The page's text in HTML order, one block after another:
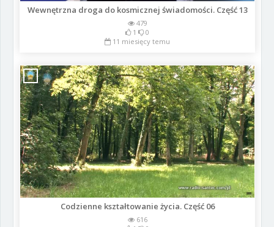
Wewnętrzna droga do kosmicznej świadomości. Część 13
479
1
0
11 miesięcy temu
Codzienne kształtowanie życia. Część 06
616